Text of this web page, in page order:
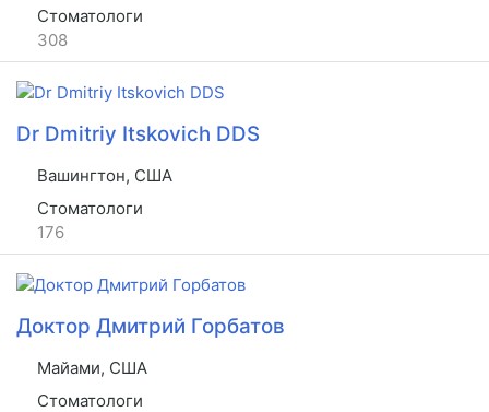
Стоматологи
308
Dr Dmitriy Itskovich DDS
Вашингтон, США
Стоматологи
176
Доктор Дмитрий Горбатов
Майами, США
Стоматологи